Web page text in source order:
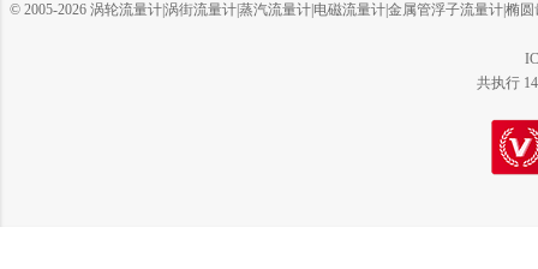
© 2005-2026 涡轮流量计|涡街流量计|蒸汽流量计|电磁流量计|金属管浮子流量计|椭
共执行